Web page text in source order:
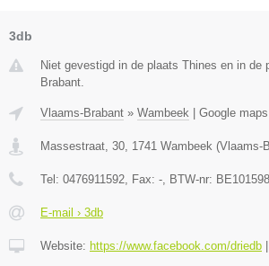
3db
Niet gevestigd in de plaats Thines en in de
Brabant.
Vlaams-Brabant » Wambeek Google maps
Massestraat, 30 1741 Wambeek (Vlaams-
Tel: 0476911592 , Fax: - , BTW-nr:
E-mail › 3db
Website: https://www.facebook.com/driedb